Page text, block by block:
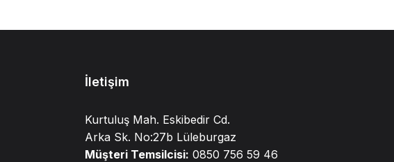
İletişim
Kurtuluş Mah. Eskibedir Cd.
Arka Sk. No:27b Lüleburgaz
Müşteri Temsilcisi: 0850 756 59 46